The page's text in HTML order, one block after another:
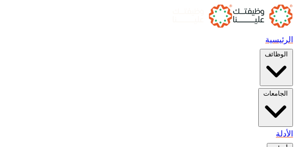
الرئيسية
الوظائف
الجامعات
الأدلة